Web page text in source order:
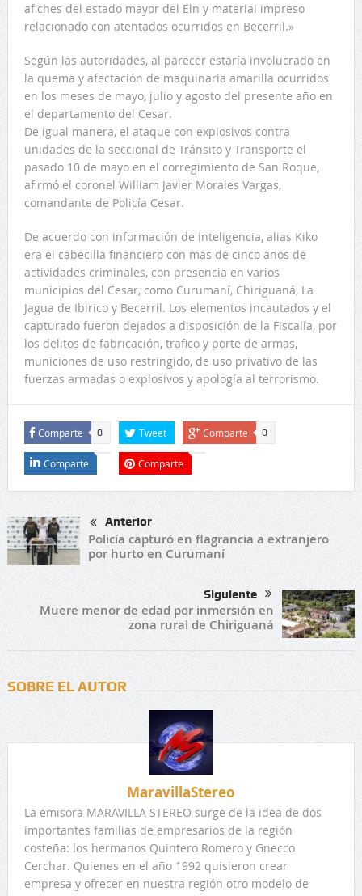
afiches del estado mayor del Eln y material impreso
relacionado con atentados ocurridos en Becerril.»
Según las autoridades, al parecer estaría involucrado en
la quema y afectación de maquinaria amarilla ocurridos
en los meses de mayo, julio y agosto del presente año en
el departamento del Cesar.
De igual manera, el ataque con explosivos contra
unidades de la seccional de Tránsito y Transporte el
pasado 10 de mayo en el corregimiento de San Roque,
afirmó el coronel William Javier Morales Vargas,
comandante de Policía Cesar.
De acuerdo con información de inteligencia, alias Kiko
era el cabecilla financiero con mas de cinco años de
actividades criminales, con presencia en varios
municipios del Cesar, como Curumaní, Chiriguaná, La
Jagua de Ibirico y Becerril. Los elementos incautados y el
capturado fueron dejados a disposición de la Fiscalía, por
los delitos de fabricación, trafico y porte de armas,
municiones de uso restringido, de uso privativo de las
fuerzas armadas o explosivos y apología al terrorismo.
Comparte 0 Tweet Comparte 0
Comparte Comparte
Anterior
Policía capturó en flagrancia a extranjero
por hurto en Curumaní
Siguiente
Muere menor de edad por inmersión en
zona rural de Chiriguaná
SOBRE EL AUTOR
MaravillaStereo
La emisora MARAVILLA STEREO surge de la idea de dos
importantes familias de empresarios de la región
costeña: los hermanos Quintero Romero y Gnecco
Cerchar. Quienes en el año 1992 quisieron crear
empresa y ofrecer en nuestra región otro modelo de